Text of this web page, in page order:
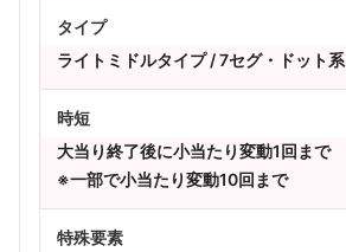
タイプ
ライトミドルタイプ / 7セグ・ドット系
時短
大当り終了後に小当たり変動1回まで
※一部で小当たり変動10回まで
特殊要素